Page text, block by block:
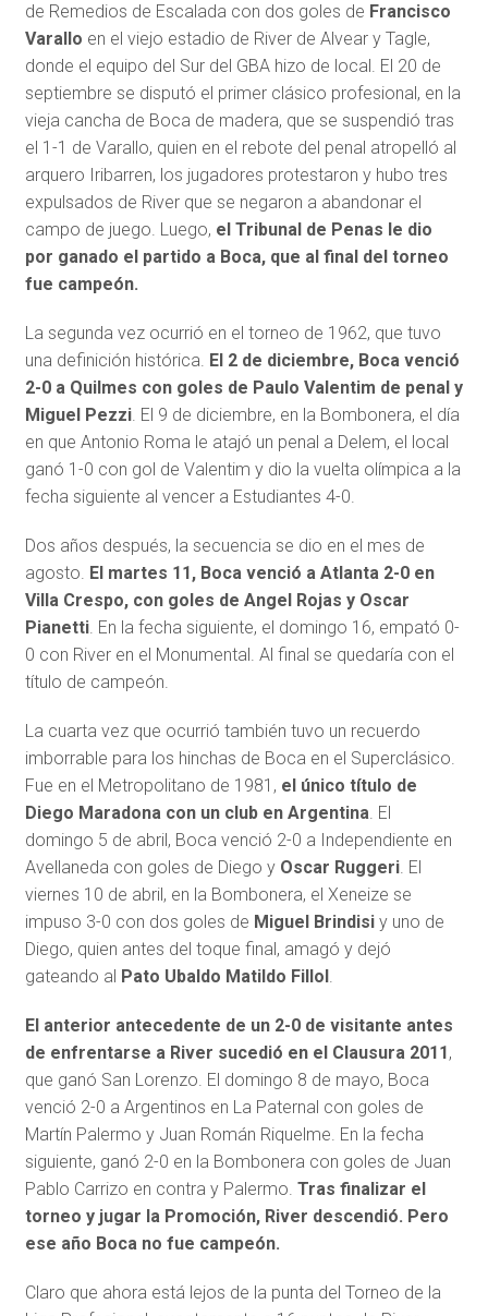
de Remedios de Escalada con dos goles de Francisco
Varallo en el viejo estadio de River de Alvear y Tagle,
donde el equipo del Sur del GBA hizo de local. El 20 de
septiembre se disputó el primer clásico profesional, en la
vieja cancha de Boca de madera, que se suspendió tras
el 1-1 de Varallo, quien en el rebote del penal atropelló al
arquero Iribarren, los jugadores protestaron y hubo tres
expulsados de River que se negaron a abandonar el
campo de juego. Luego, el Tribunal de Penas le dio
por ganado el partido a Boca, que al final del torneo
fue campeón.
La segunda vez ocurrió en el torneo de 1962, que tuvo
una definición histórica. El 2 de diciembre, Boca venció
2-0 a Quilmes con goles de Paulo Valentim de penal y
Miguel Pezzi. El 9 de diciembre, en la Bombonera, el día
en que Antonio Roma le atajó un penal a Delem, el local
ganó 1-0 con gol de Valentim y dio la vuelta olímpica a la
fecha siguiente al vencer a Estudiantes 4-0.
Dos años después, la secuencia se dio en el mes de
agosto. El martes 11, Boca venció a Atlanta 2-0 en
Villa Crespo, con goles de Angel Rojas y Oscar
Pianetti. En la fecha siguiente, el domingo 16, empató 0-
0 con River en el Monumental. Al final se quedaría con el
título de campeón.
La cuarta vez que ocurrió también tuvo un recuerdo
imborrable para los hinchas de Boca en el Superclásico.
Fue en el Metropolitano de 1981, el único título de
Diego Maradona con un club en Argentina. El
domingo 5 de abril, Boca venció 2-0 a Independiente en
Avellaneda con goles de Diego y Oscar Ruggeri. El
viernes 10 de abril, en la Bombonera, el Xeneize se
impuso 3-0 con dos goles de Miguel Brindisiy uno de
Diego, quien antes del toque final, amagó y dejó
gateando al Pato Ubaldo Matildo Fillol.
El anterior antecedente de un 2-0 de visitante antes
de enfrentarse a River sucedió en el Clausura 2011,
que ganó San Lorenzo. El domingo 8 de mayo, Boca
venció 2-0 a Argentinos en La Paternal con goles de
Martín Palermo y Juan Román Riquelme. En la fecha
siguiente, ganó 2-0 en la Bombonera con goles de Juan
Pablo Carrizo en contra y Palermo. Tras finalizar el
torneo y jugar la Promoción, River descendió. Pero
ese año Boca no fue campeón.
Claro que ahora está lejos de la punta del Torneo de la